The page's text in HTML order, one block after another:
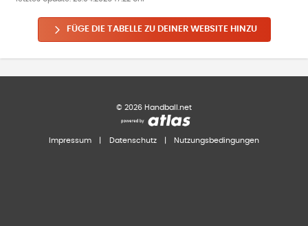
FÜGE DIE TABELLE ZU DEINER WEBSITE HINZU
© 2026 Handball.net
Impressum Datenschutz Nutzungsbedingungen